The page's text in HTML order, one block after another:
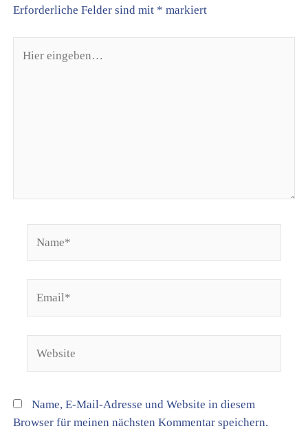
Erforderliche Felder sind mit * markiert
eingeben…
Name, E-Mail-Adresse und Website in diesem
Browser für meinen nächsten Kommentar speichern.